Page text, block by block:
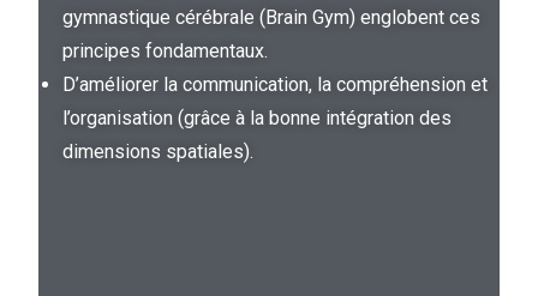
gymnastique cérébrale (Brain Gym) englobent ces
principes fondamentaux.
D’améliorer la communication, la compréhension et
l’organisation (grâce à la bonne intégration des
dimensions spatiales).